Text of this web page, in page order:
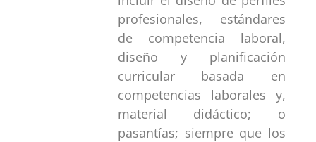
profesionales, estándares
de competencia laboral,
diseño y planificación
curricular basada en
competencias laborales y,
material didáctico; o
pasantías; siempre que los